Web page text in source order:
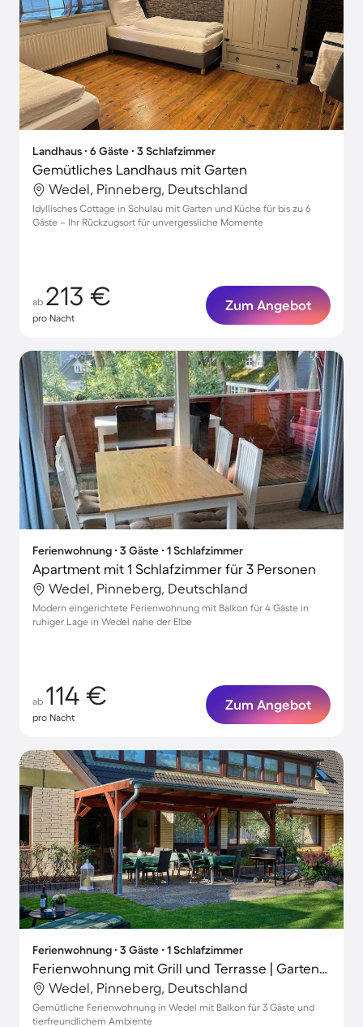
Landhaus ∙ 6 Gäste ∙ 3 Schlafzimmer
Gemütliches Landhaus mit Garten
Wedel, Pinneberg, Deutschland
Idyllisches Cottage in Schulau mit Garten und Küche für bis zu 6
Gäste – Ihr Rückzugsort für unvergessliche Momente
ab 213 €
pro Nacht
Zum Angebot
Ferienwohnung ∙ 3 Gäste ∙ 1 Schlafzimmer
Apartment mit 1 Schlafzimmer für 3 Personen
Wedel, Pinneberg, Deutschland
Modern eingerichtete Ferienwohnung mit Balkon für 4 Gäste in
ruhiger Lage in Wedel nahe der Elbe
ab 114 €
pro Nacht
Zum Angebot
Ferienwohnung ∙ 3 Gäste ∙ 1 Schlafzimmer
Ferienwohnung mit Grill und Terrasse | Gartenblick
Wedel, Pinneberg, Deutschland
Gemütliche Ferienwohnung in Wedel mit Balkon für 3 Gäste und
tierfreundlichem Ambiente